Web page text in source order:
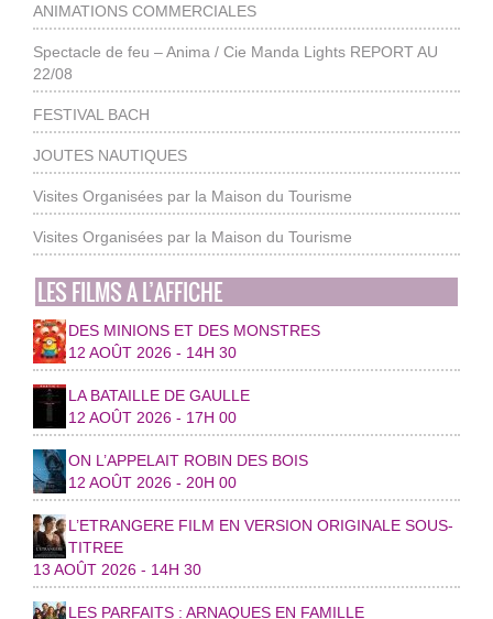
ANIMATIONS COMMERCIALES
Spectacle de feu – Anima / Cie Manda Lights REPORT AU
22/08
FESTIVAL BACH
JOUTES NAUTIQUES
Visites Organisées par la Maison du Tourisme
Visites Organisées par la Maison du Tourisme
LES FILMS A L’AFFICHE
DES MINIONS ET DES MONSTRES
12 AOÛT 2026 - 14H 30
LA BATAILLE DE GAULLE
12 AOÛT 2026 - 17H 00
ON L’APPELAIT ROBIN DES BOIS
12 AOÛT 2026 - 20H 00
L’ETRANGERE FILM EN VERSION ORIGINALE SOUS-
TITREE
13 AOÛT 2026 - 14H 30
LES PARFAITS : ARNAQUES EN FAMILLE